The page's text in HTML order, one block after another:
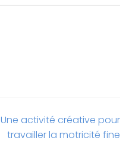
Une activité créative pour
travailler la motricité fine